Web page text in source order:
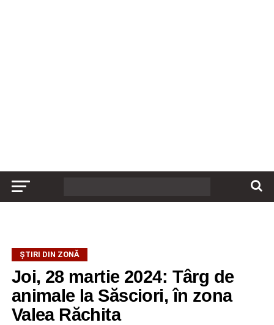
ȘTIRI DIN ZONĂ
Joi, 28 martie 2024: Târg de
animale la Săsciori, în zona
Valea Răchita